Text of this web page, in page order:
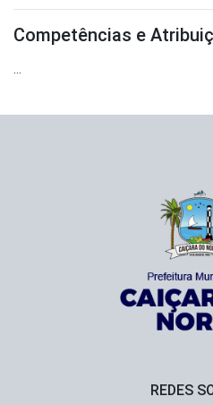
Competências e
REDES